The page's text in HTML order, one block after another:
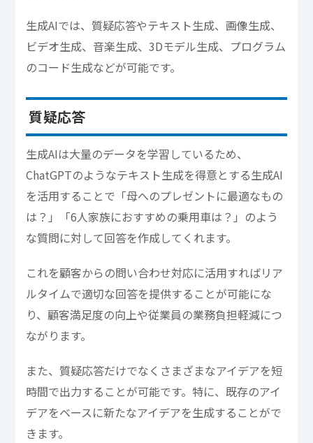
生成AIでは、質疑応答やテキスト生成、画像生成、
ビデオ生成、音楽生成、3Dモデル生成、プログラム
のコード生成などが可能です。
質疑応答
生成AIは大量のデータを学習しているため、
ChatGPTのようなテキスト生成を得意とする生成AI
を活用することで「母へのプレゼントに最適なもの
は？」「6人家族におすすめの乗用車は？」のよう
な質問に対して回答を作成してくれます。
これを顧客からの問い合わせ対応に活用すればリア
ルタイムで適切な回答を提供することが可能にな
り、顧客満足度の向上や従業員の業務負担軽減につ
ながります。
また、質疑応答だけでなくさまざまなアイデアを短
時間で出力することが可能です。特に、既存のアイ
デアをベースに新たなアイデアを生成することがで
きます。